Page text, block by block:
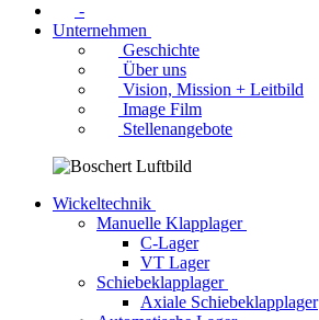
-
Unternehmen
Geschichte
Über uns
Vision, Mission + Leitbild
Image Film
Stellenangebote
Wickeltechnik
Manuelle Klapplager
C-Lager
VT Lager
Schiebeklapplager
Axiale Schiebeklapplager